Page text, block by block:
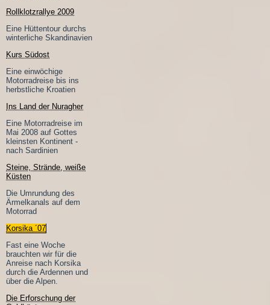
Rollklotzrallye 2009
Eine Hüttentour durchs
winterliche Skandinavien
Kurs Südost
Eine einwöchige
Motorradreise bis ins
herbstliche Kroatien
Ins Land der Nuragher
Eine Motorradreise im
Mai 2008 auf Gottes
kleinsten Kontinent -
nach Sardinien
Steine, Strände, weiße
Küsten
Die Umrundung des
Ärmelkanals auf dem
Motorrad
Korsika ´07
Fast eine Woche
brauchten wir für die
Anreise nach Korsika
durch die Ardennen und
über die Alpen.
Die Erforschung der